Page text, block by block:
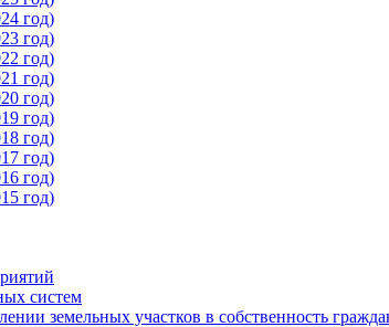
год)
год)
год)
год)
год)
год)
год)
год)
год)
год)
систем
земельных участков в собственность